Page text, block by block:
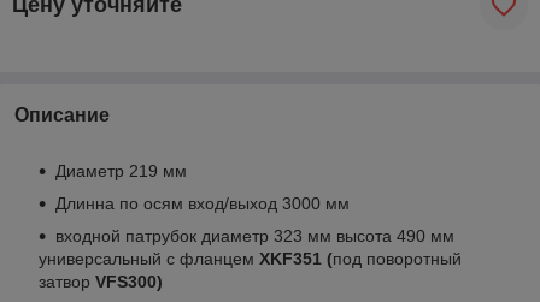
Цену уточняйте
Описание
Диаметр 219 мм
Длинна по осям вход/выход 3000 мм
входной патрубок диаметр 323 мм высота 490 мм
универсальный с фланцем XKF351 (под поворотный
затвор VFS300)